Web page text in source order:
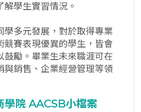
學生實習情況。
學多元發展，對於取得專業
競賽表現優異的學生，皆會
鼓勵。畢業生未來職涯可在
與銷售、企業經營管理等領
學院 AACSB小檔案